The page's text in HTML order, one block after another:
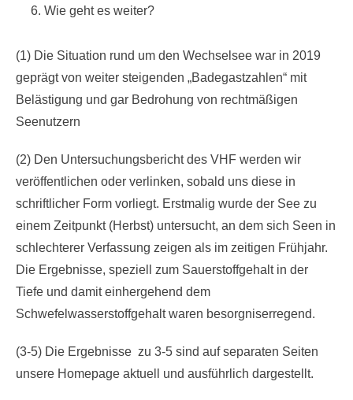
Wie geht es weiter?
(1) Die Situation rund um den Wechselsee war in 2019
geprägt von weiter steigenden „Badegastzahlen“ mit
Belästigung und gar Bedrohung von rechtmäßigen
Seenutzern
(2) Den Untersuchungsbericht des VHF werden wir
veröffentlichen oder verlinken, sobald uns diese in
schriftlicher Form vorliegt. Erstmalig wurde der See zu
einem Zeitpunkt (Herbst) untersucht, an dem sich Seen in
schlechterer Verfassung zeigen als im zeitigen Frühjahr.
Die Ergebnisse, speziell zum Sauerstoffgehalt in der
Tiefe und damit einhergehend dem
Schwefelwasserstoffgehalt waren besorgniserregend.
(3-5) Die Ergebnisse zu 3-5 sind auf separaten Seiten
unsere Homepage aktuell und ausführlich dargestellt.